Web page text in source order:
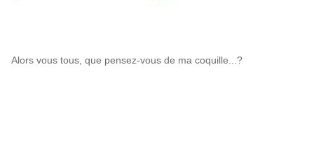
Alors vous tous, que pensez-vous de ma coquille...?